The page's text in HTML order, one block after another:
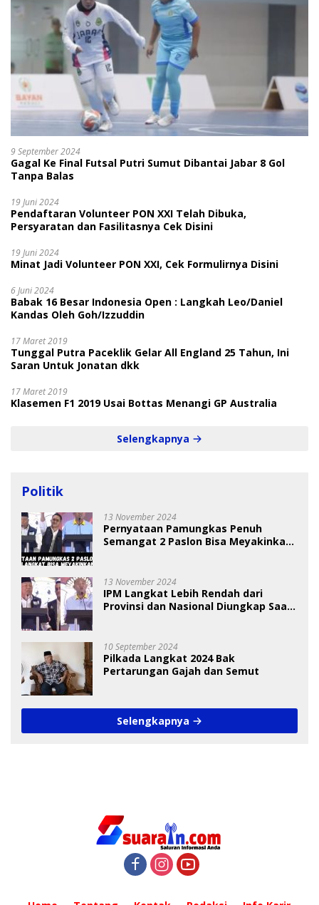
9 September 2024
Gagal Ke Final Futsal Putri Sumut Dibantai Jabar 8 Gol
Tanpa Balas
19 Juni 2024
Pendaftaran Volunteer PON XXI Telah Dibuka,
Persyaratan dan Fasilitasnya Cek Disini
19 Juni 2024
Minat Jadi Volunteer PON XXI, Cek Formulirnya Disini
6 Juni 2024
Babak 16 Besar Indonesia Open : Langkah Leo/Daniel
Kandas Oleh Goh/Izzuddin
17 Maret 2019
Tunggal Putra Paceklik Gelar All England 25 Tahun, Ini
Saran Untuk Jonatan dkk
17 Maret 2019
Klasemen F1 2019 Usai Bottas Menangi GP Australia
Selengkapnya
Politik
13 November 2024
Pernyataan Pamungkas Penuh
Semangat 2 Paslon Bisa Meyakinkan
13 November 2024
IPM Langkat Lebih Rendah dari
Provinsi dan Nasional Diungkap Saat
10 September 2024
Pilkada Langkat 2024 Bak
Pertarungan Gajah dan Semut
Selengkapnya